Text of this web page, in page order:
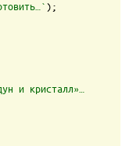
);
и кристалл»…